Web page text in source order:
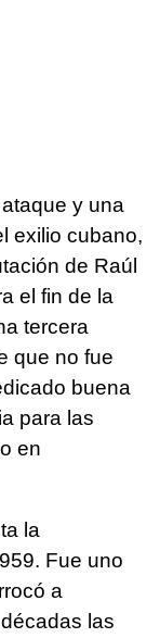
y una
exilio cubano,
de Raúl
el fin de la
tercera
que no fue
buena
para las
en
la
Fue uno
a
las